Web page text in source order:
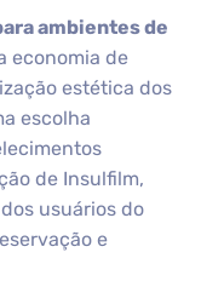
ambientes de
economia de
estética dos
escolha
de Insulfilm,
usuários do
e